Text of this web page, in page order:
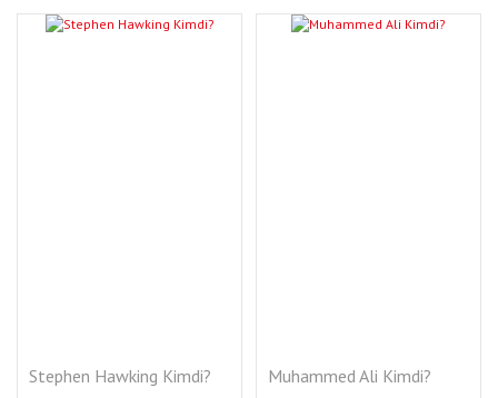
Stephen Hawking Kimdi? Muhammed Ali Kimdi?